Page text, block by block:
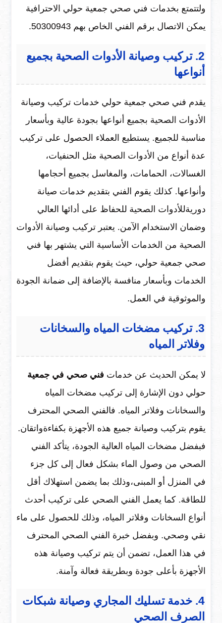
ولتتمتع بخدمات فني صحي جمعية حولي الاحترافية
يمكن الاتصال برقم الفني الخاص بهم 50300943.
2. تركيب وصيانة الأدوات الصحية بجميع
أنواعها
يقدم فني صحي جمعية حولي خدمات تركيب وصيانة
الأدوات الصحية بجميع أنواعها بجودة عالية وبأسعار
مناسبة للجميع. يستطيع العملاء الحصول على تركيب
عدة أنواع من الأدوات الصحية مثل الحنفيات،
الغسالات، الحمامات، والمغاسل بجميع أحجامها
وأنواعها. كذلك يقوم الفني بتقديم خدمات صيانة
دوريةللأدوات الصحية للحفاظ على أدائها العالي
وضمان الاستخدام الآمن. يعتبر تركيب وصيانة الأدوات
الصحية من الخدمات الأساسية التي يشتهر بها فني
صحي جمعية حولي، حيث يقوم بتقديم أفضل
الخدمات وبأسعار منافسة بالإضافة إلى ضمانة الجودة
والموثوقية في العمل.
3. تركيب مضخات المياه والسخانات
وفلاتر المياه
لا يمكن الحديث عن خدمات فني صحي في جمعية
حولي دون الإشارة إلى تركيب مضخات المياه
والسخانات وفلاتر المياه. فالفني الصحي المحترف
يقوم بتركيب وصيانة جميع هذه الأجهزة بكفاءةواتقان.
فبفضل مضخات المياه العالية الجودة، يتأكد الفني
الصحي من وصول الماء بشكل فعال إلى كل جزء
في المنزل أو المبنى،وذلك بما يضمن استهلاك أقل
للطاقة. كما يعمل الفني الصحي على تركيب أحدث
أنواع السخانات وفلاتر المياه، وذلك للحصول على ماء
نقي وصحي. وبفضل خبرة الفني الصحي المحترف
في هذا العمل، تضمن أن يتم تركيب وصيانة هذه
الأجهزة بأعلى جودة وبطريقة فعالة وآمنة.
4. خدمة تسليك المجاري وصيانة شبكات
الصرف الصحي